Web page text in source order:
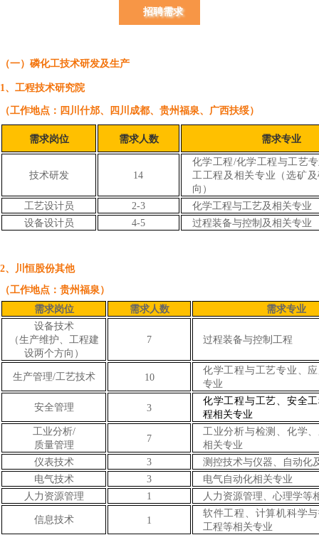
招聘需求
（一）磷化工技术研发及生产
1、工程技术研究院
（工作地点：四川什邡、四川成都、贵州福泉、广西扶绥）
需求岗位 需求人数 需求专业
技术研发 14
化学工程/化学工程与工艺
工工程及相关专业（选矿
向）
工艺设计员
2-3
化学工程与工艺及相关专业
设备设计员
4-5 过程装备与控制及相关专业
2、川恒股份其他
（工作地点：贵州福泉）
需求岗位
需求人数
需求专业
设备技术
（生产维护、工程建
设两个方向）
7 过程装备与控制工程
生产管理/工艺技术 10
化学工程与工艺专业、
专业
安全管理 3
化学工程与工艺、安全
程相关专业
工业分析/
质量管理
7
工业分析与检测、化学
相关专业
仪表技术
3
测控技术与仪器、自动化
电气技术
3
电气自动化相关专业
人力资源管理
1 人力资源管理、心理学等
信息技术 1
软件工程、计算机科学
工程等相关专业